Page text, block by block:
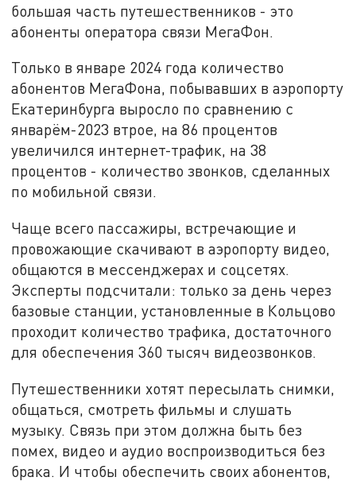
большая часть путешественников - это
абоненты оператора связи МегаФон.
Только в январе 2024 года количество
абонентов МегаФона, побывавших в аэропорту
Екатеринбурга выросло по сравнению с
январём-2023 втрое, на 86 процентов
увеличился интернет-трафик, на 38
процентов - количество звонков, сделанных
по мобильной связи.
Чаще всего пассажиры, встречающие и
провожающие скачивают в аэропорту видео,
общаются в мессенджерах и соцсетях.
Эксперты подсчитали: только за день через
базовые станции, установленные в Кольцово
проходит количество трафика, достаточного
для обеспечения 360 тысяч видеозвонков.
Путешественники хотят пересылать снимки,
общаться, смотреть фильмы и слушать
музыку. Cвязь при этом должна быть без
помех, видео и аудио воспроизводиться без
брака. И чтобы обеспечить своих абонентов,